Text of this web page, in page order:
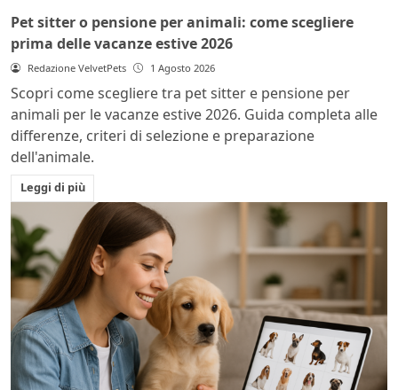
Pet sitter o pensione per animali: come scegliere
prima delle vacanze estive 2026
Redazione VelvetPets 1 Agosto 2026
Scopri come scegliere tra pet sitter e pensione per
animali per le vacanze estive 2026. Guida completa alle
differenze, criteri di selezione e preparazione
dell'animale.
Leggi di più